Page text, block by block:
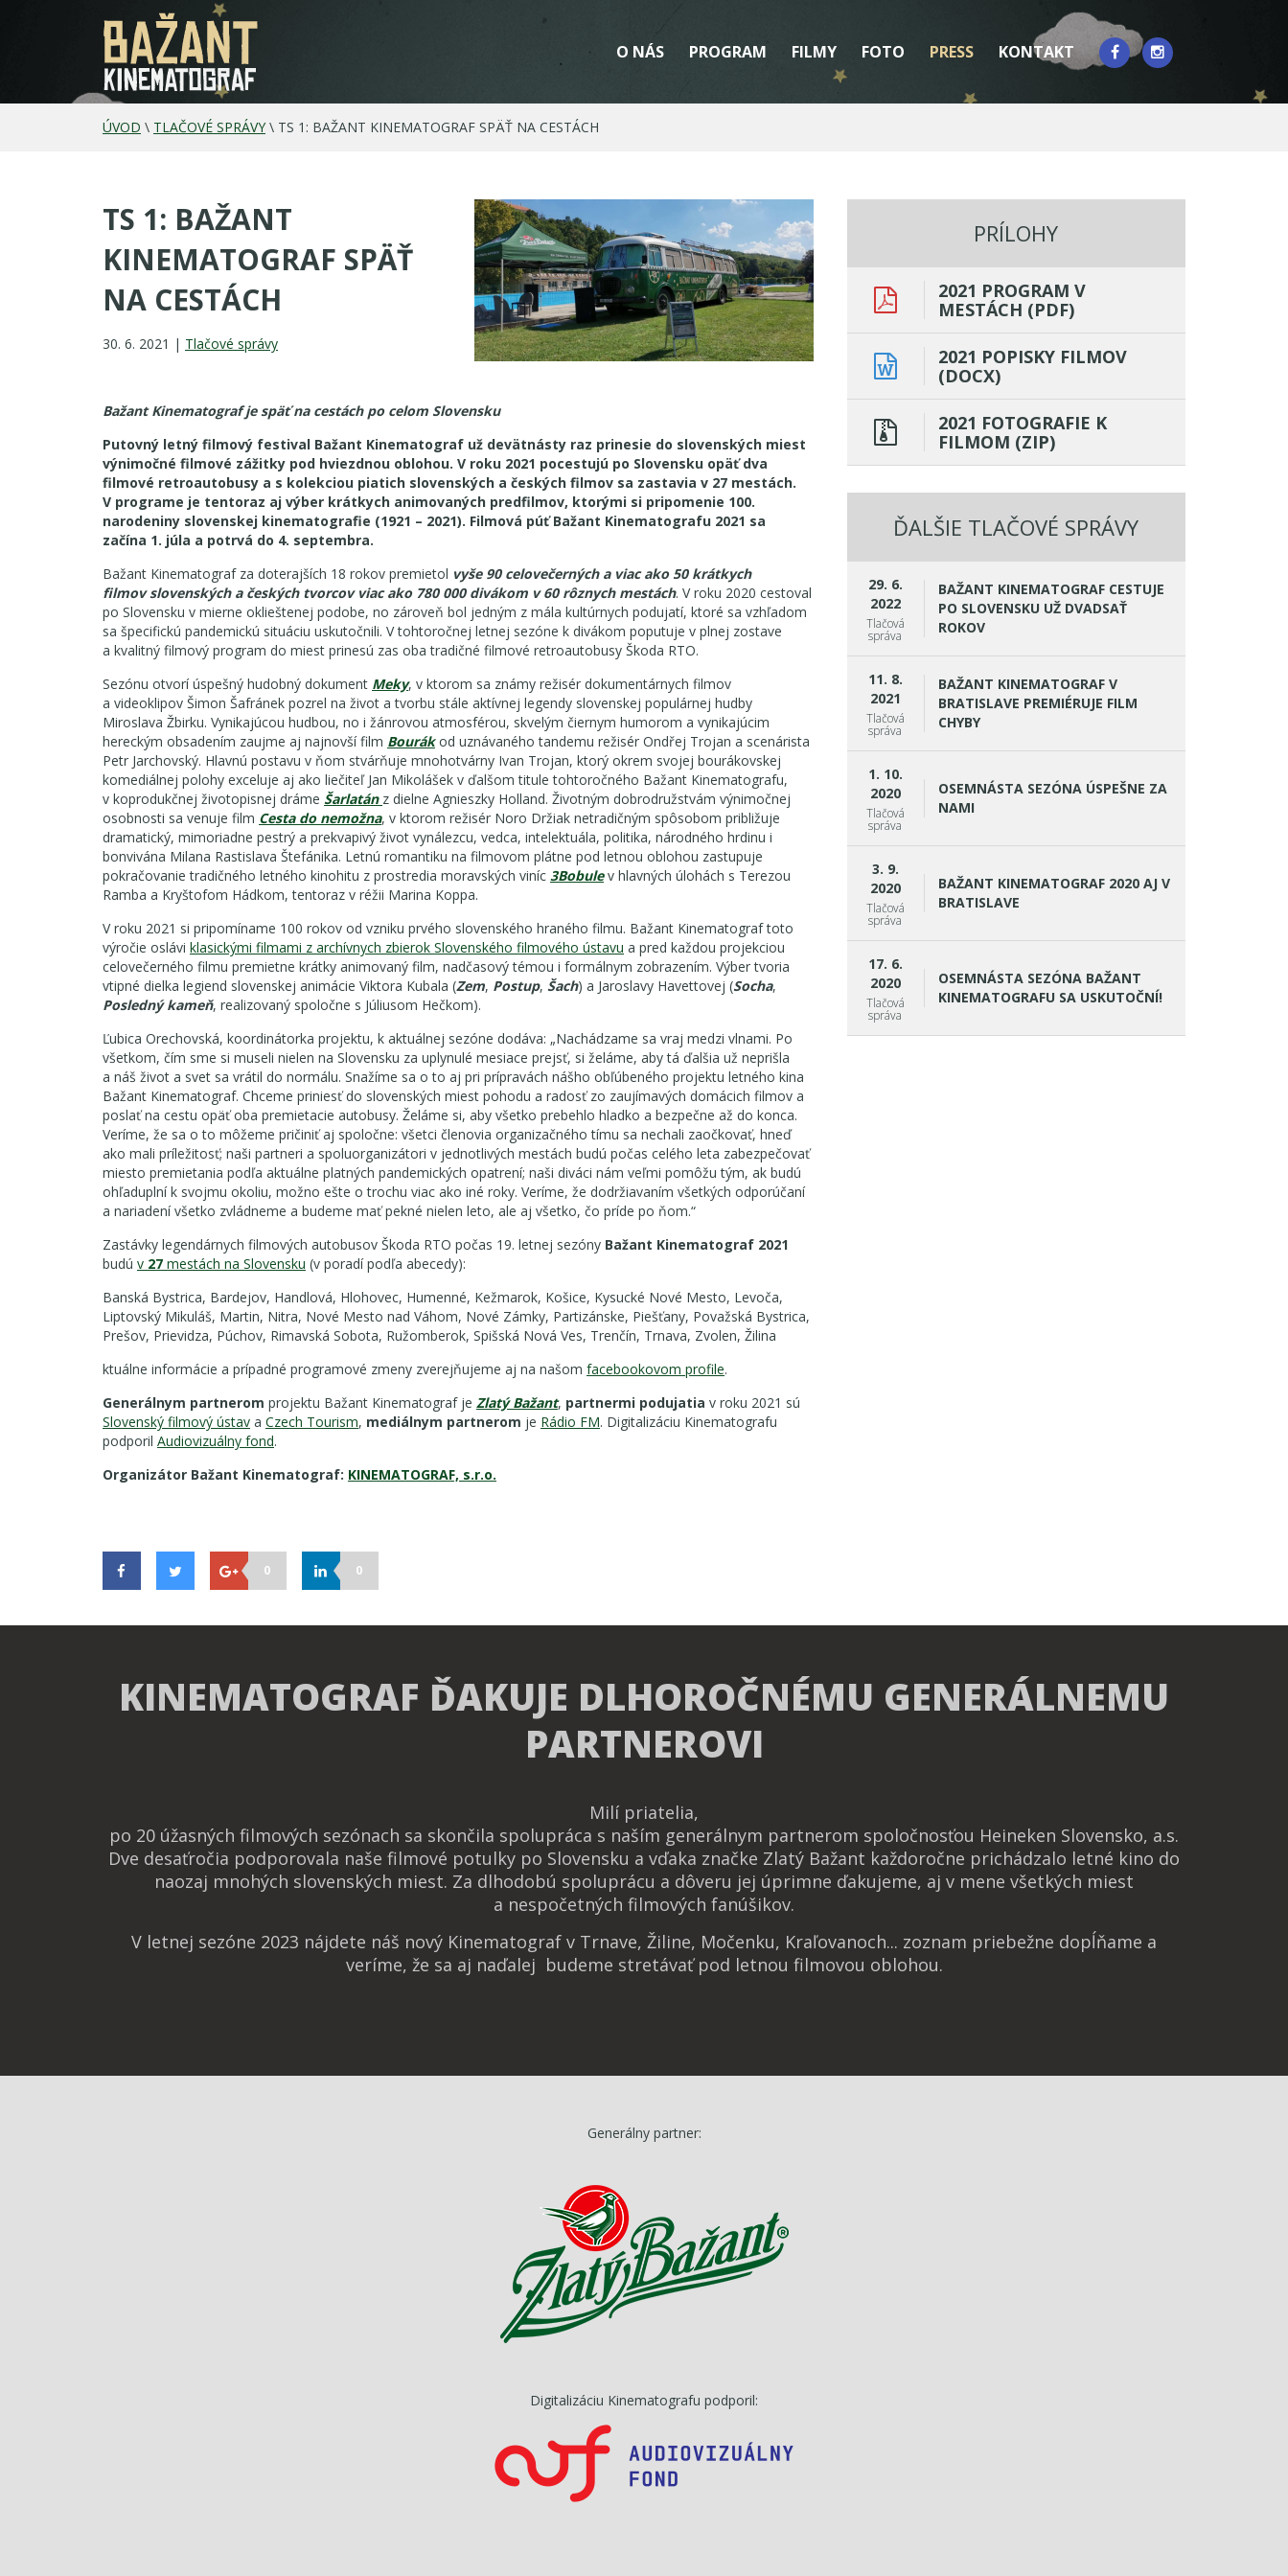
O NÁS PROGRAM FILMY FOTO PRESS KONTAKT
ÚVOD \ TLAČOVÉ SPRÁVY \ TS 1: BAŽANT KINEMATOGRAF SPÄŤ NA CESTÁCH
TS 1: BAŽANT
KINEMATOGRAF SPÄŤ
NA CESTÁCH
30. 6. 2021 | Tlačové správy
Bažant Kinematograf je späť na cestách po celom Slovensku
Putovný letný filmový festival Bažant Kinematograf už devätnásty raz prinesie do slovenských miest
výnimočné filmové zážitky pod hviezdnou oblohou. V roku 2021 pocestujú po Slovensku opäť dva
filmové retroautobusy a s kolekciou piatich slovenských a českých filmov sa zastavia v 27 mestách.
V programe je tentoraz aj výber krátkych animovaných predfilmov, ktorými si pripomenie 100.
narodeniny slovenskej kinematografie (1921 – 2021). Filmová púť Bažant Kinematografu 2021 sa
začína 1. júla a potrvá do 4. septembra.
Bažant Kinematograf za doterajších 18 rokov premietol vyše 90 celovečerných a viac ako 50 krátkych
filmov slovenských a českých tvorcov viac ako 780 000 divákom v 60 rôznych mestách. V roku 2020 cestoval
po Slovensku v mierne oklieštenej podobe, no zároveň bol jedným z mála kultúrnych podujatí, ktoré sa vzhľadom
sa špecifickú pandemickú situáciu uskutočnili. V tohtoročnej letnej sezóne k divákom poputuje v plnej zostave
a kvalitný filmový program do miest prinesú zas oba tradičné filmové retroautobusy Škoda RTO.
Sezónu otvorí úspešný hudobný dokument Meky, v ktorom sa známy režisér dokumentárnych filmov
a videoklipov Šimon Šafránek pozrel na život a tvorbu stále aktívnej legendy slovenskej populárnej hudby
Miroslava Žbirku. Vynikajúcou hudbou, no i žánrovou atmosférou, skvelým čiernym humorom a vynikajúcim
hereckým obsadením zaujme aj najnovší film Bourákod uznávaného tandemu režisér Ondřej Trojan a scenárista
Petr Jarchovský. Hlavnú postavu v ňom stvárňuje mnohotvárny Ivan Trojan, ktorý okrem svojej bourákovskej
komediálnej polohy exceluje aj ako liečiteľ Jan Mikolášek v ďalšom titule tohtoročného Bažant Kinematografu,
v koprodukčnej životopisnej dráme Šarlatán z dielne Agnieszky Holland. Životným dobrodružstvám výnimočnej
osobnosti sa venuje film Cesta do nemožna, v ktorom režisér Noro Držiak netradičným spôsobom približuje
dramatický, mimoriadne pestrý a prekvapivý život vynálezcu, vedca, intelektuála, politika, národného hrdinu i
bonvivána Milana Rastislava Štefánika. Letnú romantiku na filmovom plátne pod letnou oblohou zastupuje
pokračovanie tradičného letného kinohitu z prostredia moravských viníc 3Bobulev hlavných úlohách s Terezou
Ramba a Kryštofom Hádkom, tentoraz v réžii Marina Koppa.
V roku 2021 si pripomíname 100 rokov od vzniku prvého slovenského hraného filmu. Bažant Kinematograf toto
výročie oslávi klasickými filmami z archívnych zbierok Slovenského filmového ústavu a pred každou projekciou
celovečerného filmu premietne krátky animovaný film, nadčasový témou i formálnym zobrazením. Výber tvoria
vtipné dielka legiend slovenskej animácie Viktora Kubala (Zem, Postup, Šach) a Jaroslavy Havettovej (Socha,
Posledný kameň, realizovaný spoločne s Júliusom Hečkom).
Ľubica Orechovská, koordinátorka projektu, k aktuálnej sezóne dodáva: „Nachádzame sa vraj medzi vlnami. Po
všetkom, čím sme si museli nielen na Slovensku za uplynulé mesiace prejsť, si želáme, aby tá ďalšia už neprišla
a náš život a svet sa vrátil do normálu. Snažíme sa o to aj pri prípravách nášho obľúbeného projektu letného kina
Bažant Kinematograf. Chceme priniesť do slovenských miest pohodu a radosť zo zaujímavých domácich filmov a
poslať na cestu opäť oba premietacie autobusy. Želáme si, aby všetko prebehlo hladko a bezpečne až do konca.
Veríme, že sa o to môžeme pričiniť aj spoločne: všetci členovia organizačného tímu sa nechali zaočkovať, hneď
ako mali príležitosť; naši partneri a spoluorganizátori v jednotlivých mestách budú počas celého leta zabezpečovať
miesto premietania podľa aktuálne platných pandemických opatrení; naši diváci nám veľmi pomôžu tým, ak budú
ohľaduplní k svojmu okoliu, možno ešte o trochu viac ako iné roky. Veríme, že dodržiavaním všetkých odporúčaní
a nariadení všetko zvládneme a budeme mať pekné nielen leto, ale aj všetko, čo príde po ňom.“
Zastávky legendárnych filmových autobusov Škoda RTO počas 19. letnej sezóny Bažant Kinematograf 2021
budú v 27 mestách na Slovensku (v poradí podľa abecedy):
Banská Bystrica, Bardejov, Handlová, Hlohovec, Humenné, Kežmarok, Košice, Kysucké Nové Mesto, Levoča,
Liptovský Mikuláš, Martin, Nitra, Nové Mesto nad Váhom, Nové Zámky, Partizánske, Piešťany, Považská Bystrica,
Prešov, Prievidza, Púchov, Rimavská Sobota, Ružomberok, Spišská Nová Ves, Trenčín, Trnava, Zvolen, Žilina
ktuálne informácie a prípadné programové zmeny zverejňujeme aj na našom facebookovom profile.
Generálnym partnerom projektu Bažant Kinematograf je Zlatý Bažant, partnermi podujatia v roku 2021 sú
Slovenský filmový ústav a Czech Tourism, mediálnym partnerom je Rádio FM. Digitalizáciu Kinematografu
podporil Audiovizuálny fond.
Organizátor Bažant Kinematograf: KINEMATOGRAF, s.r.o.
0 0
PRÍLOHY
2021 PROGRAM V
MESTÁCH (PDF)
2021 POPISKY FILMOV
(DOCX)
2021 FOTOGRAFIE K
FILMOM (ZIP)
ĎALŠIE TLAČOVÉ SPRÁVY
29. 6.
2022
Tlačová
správa
BAŽANT KINEMATOGRAF CESTUJE
PO SLOVENSKU UŽ DVADSAŤ
ROKOV
11. 8.
2021
Tlačová
správa
BAŽANT KINEMATOGRAF V
BRATISLAVE PREMIÉRUJE FILM
CHYBY
1. 10.
2020
Tlačová
správa
OSEMNÁSTA SEZÓNA ÚSPEŠNE ZA
NAMI
3. 9.
2020
Tlačová
správa
BAŽANT KINEMATOGRAF 2020 AJ V
BRATISLAVE
17. 6.
2020
Tlačová
správa
OSEMNÁSTA SEZÓNA BAŽANT
KINEMATOGRAFU SA USKUTOČNÍ!
KINEMATOGRAF ĎAKUJE DLHOROČNÉMU GENERÁLNEMU
PARTNEROVI
Milí priatelia,
po 20 úžasných filmových sezónach sa skončila spolupráca s naším generálnym partnerom spoločnosťou Heineken Slovensko, a.s.
Dve desaťročia podporovala naše filmové potulky po Slovensku a vďaka značke Zlatý Bažant každoročne prichádzalo letné kino do
naozaj mnohých slovenských miest. Za dlhodobú spoluprácu a dôveru jej úprimne ďakujeme, aj v mene všetkých miest
a nespočetných filmových fanúšikov.
V letnej sezóne 2023 nájdete náš nový Kinematograf v Trnave, Žiline, Močenku, Kraľovanoch... zoznam priebežne dopĺňame a
veríme, že sa aj naďalej budeme stretávať pod letnou filmovou oblohou.
Generálny partner:
Digitalizáciu Kinematografu podporil: